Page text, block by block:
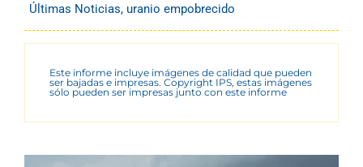
Últimas Noticias, uranio empobrecido
Este informe incluye imágenes de calidad que pueden
ser bajadas e impresas. Copyright IPS, estas imágenes
sólo pueden ser impresas junto con este informe